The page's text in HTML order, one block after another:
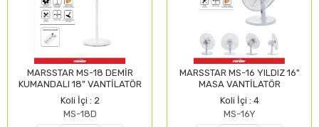
MARSSTAR MS-18 DEMİR
KUMANDALI 18" VANTİLATÖR
Koli İçi : 2
MS-18D
MARSSTAR MS-16 YILDIZ 16"
MASA VANTİLATÖR
Koli İçi : 4
MS-16Y